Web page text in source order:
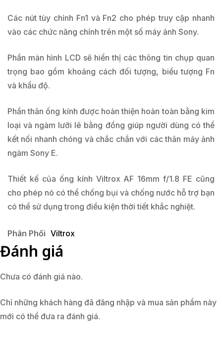
Các nút tùy chỉnh Fn1 và Fn2 cho phép truy cập nhanh
vào các chức năng chính trên một số máy ảnh Sony.
Phần màn hình LCD sẽ hiển thị các thông tin chụp quan
trọng bao gồm khoảng cách đối tượng, biểu tượng Fn
và khẩu độ.
Phần thân ống kính được hoàn thiện hoàn toàn bằng kim
loại và ngàm lưỡi lê bằng đồng giúp người dùng có thể
kết nối nhanh chóng và chắc chắn với các thân máy ảnh
ngàm Sony E.
Thiết kế của ống kính Viltrox AF 16mm f/1.8 FE cũng
cho phép nó có thể chống bụi và chống nước hỗ trợ bạn
có thể sử dụng trong điều kiện thời tiết khắc nghiệt.
Phân Phối Viltrox
Đánh giá
Chưa có đánh giá nào.
Chỉ những khách hàng đã đăng nhập và mua sản phẩm này
mới có thể đưa ra đánh giá.